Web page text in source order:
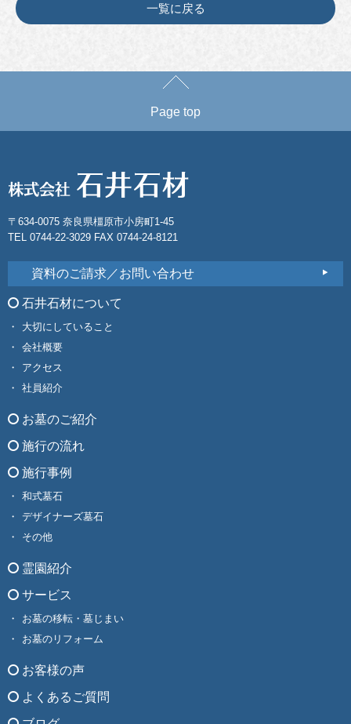
一覧に戻る
Page top
〒634-0075 奈良県橿原市小房町1-45
TEL 0744-22-3029 FAX 0744-24-8121
資料のご請求／お問い合わせ
石井石材について
大切にしていること
会社概要
アクセス
社員紹介
お墓のご紹介
施行の流れ
施行事例
和式墓石
デザイナーズ墓石
その他
霊園紹介
サービス
お墓の移転・墓じまい
お墓のリフォーム
お客様の声
よくあるご質問